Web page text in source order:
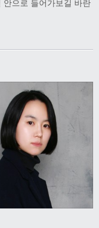
안으로 들어가보길 바란